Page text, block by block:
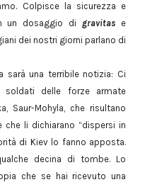
Colpisce la sicurezza e
un dosaggio digravitas e
dei nostri giorni parlano di
sarà una terribile notizia: Ci
soldati delle forze armate
Saur-Mohyla, che risultano
li dichiarano “dispersi in
di Kiev lo fanno apposta.
decina di tombe. Lo
che se hai ricevuto una